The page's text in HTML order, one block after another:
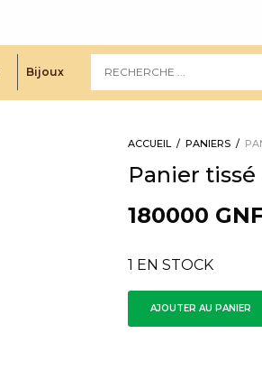
Bijoux
ACCUEIL / PANIERS /
Panier
180000
1 EN STOCK
AJOUTER AU PANIER